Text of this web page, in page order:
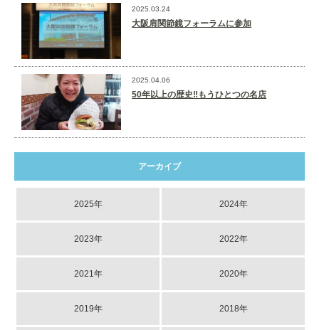
2025.03.24
大阪肩関節鏡フォーラムに参加
2025.04.06
50年以上の歴史‼️もうひとつの名店
アーカイブ
2025年 2024年
2023年 2022年
2021年 2020年
2019年 2018年